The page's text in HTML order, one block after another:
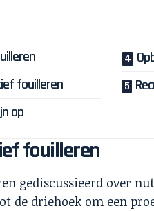
fouilleren
op
fouilleren
gediscussieerd over
de driehoek om een